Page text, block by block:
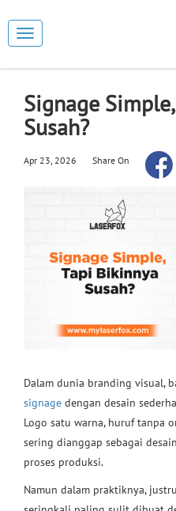
Toggle
navigation
Signage
Susah?
Apr 23, 2026 Share On
Dalam dunia branding visual,
signage dengan desain
Logo satu warna, huruf tanpa
sering dianggap sebagai
proses produksi.
Namun dalam praktiknya,